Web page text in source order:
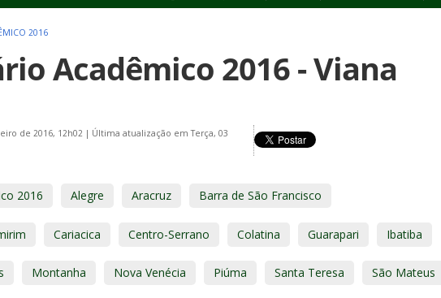
2016
Acadêmico 2016 - Viana
de 2016, 12h02 | Última atualização em Terça, 03
2016 Alegre Aracruz Barra de São Francisco
Cariacica Centro-Serrano Colatina Guarapari Ibatiba
Montanha Nova Venécia Piúma Santa Teresa São Mateus